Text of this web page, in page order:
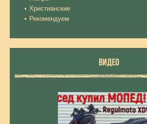
Христианские
Рекомендуем
ВИДЕО